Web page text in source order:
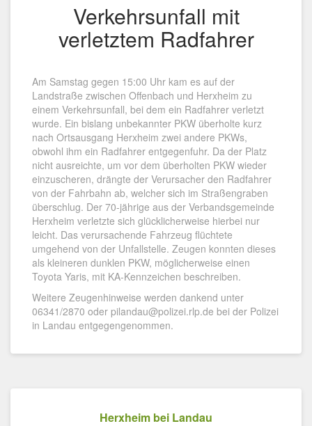
Verkehrsunfall mit
verletztem Radfahrer
Am Samstag gegen 15:00 Uhr kam es auf der
Landstraße zwischen Offenbach und Herxheim zu
einem Verkehrsunfall, bei dem ein Radfahrer verletzt
wurde. Ein bislang unbekannter PKW überholte kurz
nach Ortsausgang Herxheim zwei andere PKWs,
obwohl ihm ein Radfahrer entgegenfuhr. Da der Platz
nicht ausreichte, um vor dem überholten PKW wieder
einzuscheren, drängte der Verursacher den Radfahrer
von der Fahrbahn ab, welcher sich im Straßengraben
überschlug. Der 70-jährige aus der Verbandsgemeinde
Herxheim verletzte sich glücklicherweise hierbei nur
leicht. Das verursachende Fahrzeug flüchtete
umgehend von der Unfallstelle. Zeugen konnten dieses
als kleineren dunklen PKW, möglicherweise einen
Toyota Yaris, mit KA-Kennzeichen beschreiben.
Weitere Zeugenhinweise werden dankend unter
06341/2870 oder pilandau@polizei.rlp.de bei der Polizei
in Landau entgegengenommen.
Herxheim bei Landau